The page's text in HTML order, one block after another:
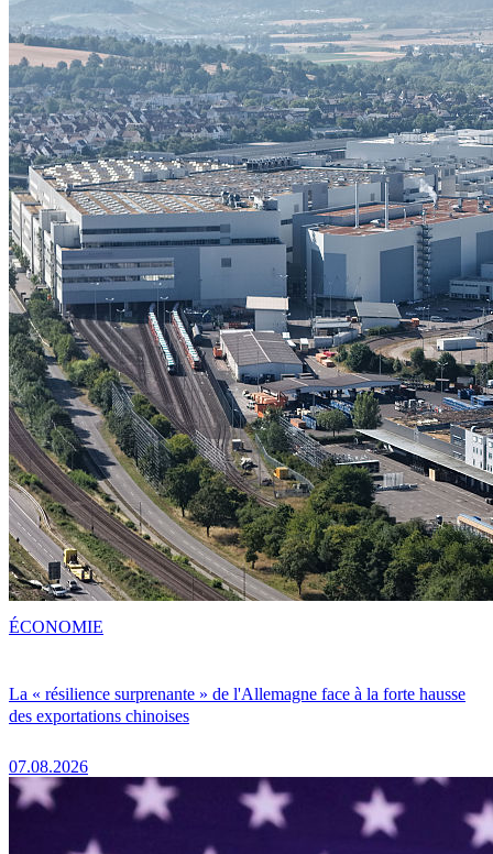
La « résilience surprenante » de l'Allemagne face à la forte hausse
des exportations chinoises
07.08.2026
ÉCONOMIE